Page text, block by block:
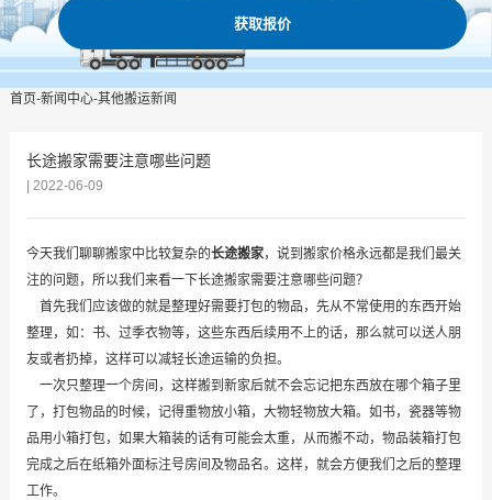
获取报价
首页-新闻中心-其他搬运新闻
长途搬家需要注意哪些问题
| 2022-06-09
今天我们聊聊搬家中比较复杂的长途搬家，说到搬家价格永远都是我们最关
注的问题，所以我们来看一下长途搬家需要注意哪些问题？
首先我们应该做的就是整理好需要打包的物品，先从不常使用的东西开始
整理，如：书、过季衣物等，这些东西后续用不上的话，那么就可以送人朋
友或者扔掉，这样可以减轻长途运输的负担。
一次只整理一个房间，这样搬到新家后就不会忘记把东西放在哪个箱子里
了，打包物品的时候，记得重物放小箱，大物轻物放大箱。如书，瓷器等物
品用小箱打包，如果大箱装的话有可能会太重，从而搬不动，物品装箱打包
完成之后在纸箱外面标注号房间及物品名。这样，就会方便我们之后的整理
工作。